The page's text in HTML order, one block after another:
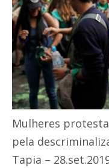
Mulheres
pela
Tapia –